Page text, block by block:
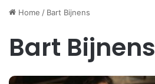
Home / Bart Bijnens
Bart Bijnens